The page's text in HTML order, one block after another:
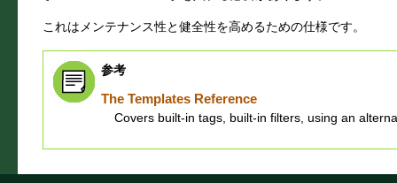
これはメンテナンス性と健全性を高めるための仕様です。
参考
The Templates Reference
Covers built-in tags, built-in filters, using an